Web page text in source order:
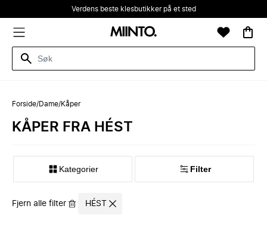
Verdens beste klesbutikker på et sted
Forside/Dame/Kåper
KÅPER FRA HÉST
Kategorier Filter
Fjern alle filter HÉST